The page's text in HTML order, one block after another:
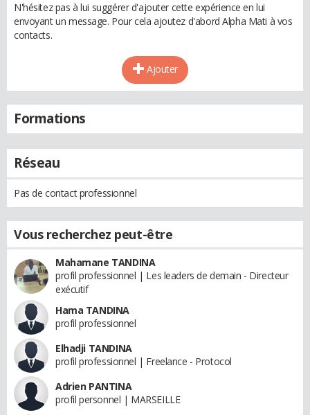
N'hésitez pas à lui suggérer d'ajouter cette expérience en lui
envoyant un message. Pour cela ajoutez d'abord Alpha Mati à vos
contacts.
Ajouter
Formations
Réseau
Pas de contact professionnel
Vous recherchez peut-être
Mahamane TANDINA
profil professionnel | Les leaders de demain - Directeur
exécutif
Hama TANDINA
profil professionnel
Elhadji TANDINA
profil professionnel | Freelance - Protocol
Adrien PANTINA
profil personnel | MARSEILLE